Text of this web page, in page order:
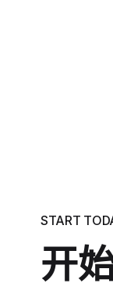
START
开